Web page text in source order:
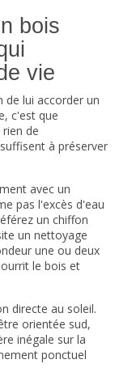
bois
vie
lui accorder un
c'est que
rien de
à préserver
avec un
pas l'excès d'eau
un chiffon
un nettoyage
une ou deux
le bois et
directe au soleil.
orientée sud,
inégale sur la
ponctuel